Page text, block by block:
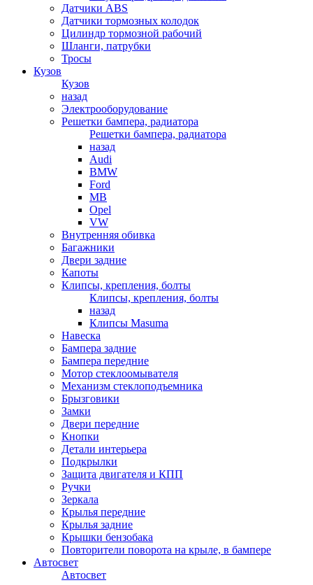
Датчики ABS
Датчики тормозных колодок
Цилиндр тормозной рабочий
Шланги, патрубки
Тросы
Кузов
Кузов
назад
Электрооборудование
Решетки бампера, радиатора
Решетки бампера, радиатора
назад
Audi
BMW
Ford
MB
Opel
VW
Внутренняя обивка
Багажники
Двери задние
Капоты
Клипсы, крепления, болты
Клипсы, крепления, болты
назад
Клипсы Masuma
Навеска
Бампера задние
Бампера передние
Мотор стеклоомывателя
Механизм стеклоподъемника
Брызговики
Замки
Двери передние
Кнопки
Детали интерьера
Подкрылки
Защита двигателя и КПП
Ручки
Зеркала
Крылья передние
Крылья задние
Крышки бензобака
Повторители поворота на крыле, в бампере
Автосвет
Автосвет